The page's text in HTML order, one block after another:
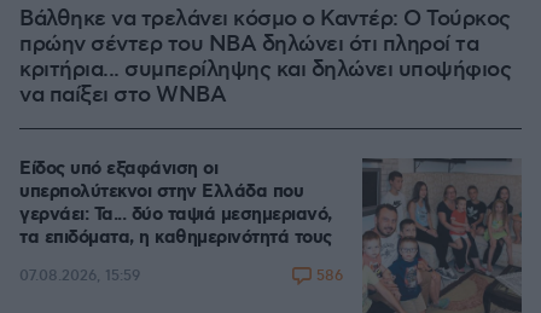
Βάλθηκε να τρελάνει κόσμο ο Καντέρ: Ο Τούρκος
πρώην σέντερ του NBA δηλώνει ότι πληροί τα
κριτήρια... συμπερίληψης και δηλώνει υποψήφιος
να παίξει στο WNBA
Είδος υπό εξαφάνιση οι
υπερπολύτεκνοι στην Ελλάδα που
γερνάει: Τα... δύο ταψιά μεσημεριανό,
τα επιδόματα, η καθημερινότητά τους
07.08.2026, 15:59 586